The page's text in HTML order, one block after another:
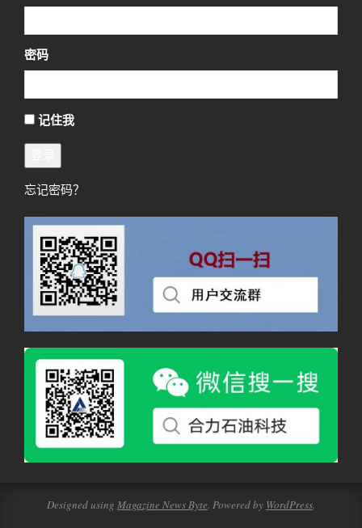
密码
记住我
忘记密码？
Designed using Magazine News Byte. Powered by WordPress.